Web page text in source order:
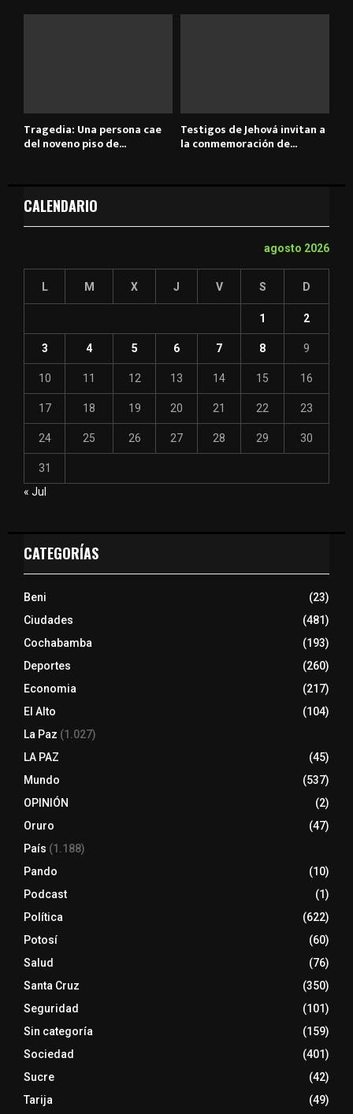
Tragedia: Una persona cae
del noveno piso de...
Testigos de Jehová invitan a
la conmemoración de...
CALENDARIO
agosto 2026
L M X J V S D
1 2
3 4 5 6 7 8 9
10 11 12 13 14 15 16
17 18 19 20 21 22 23
24 25 26 27 28 29 30
31
« Jul
CATEGORÍAS
Beni
(23)
Ciudades
(481)
Cochabamba
(193)
Deportes
(260)
Economia
(217)
El Alto
(104)
La Paz (1.027)
LA PAZ
(45)
Mundo
(537)
OPINIÓN
(2)
Oruro
(47)
País (1.188)
Pando
(10)
Podcast
(1)
Política
(622)
Potosí
(60)
Salud
(76)
Santa Cruz
(350)
Seguridad
(101)
Sin categoría
(159)
Sociedad
(401)
Sucre
(42)
Tarija
(49)